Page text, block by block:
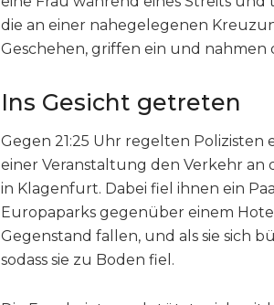
die an einer nahegelegenen
Geschehen, griffen ein und
Ins Gesicht getreten
Gegen 21:25 Uhr regelten
einer Veranstaltung den Verkehr
in Klagenfurt. Dabei fiel ihnen ein
Europaparks gegenüber einem
Gegenstand fallen, und als sie sich
sodass sie zu Boden fiel.